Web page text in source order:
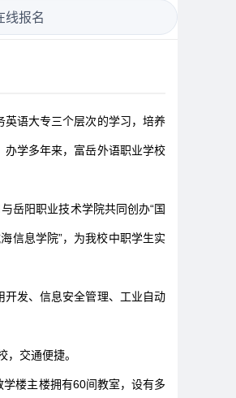
线报名
语大专三个层次的学习，培养
学多年来，富岳外语职业学校
岳阳职业技术学院共同创办“国
信息学院”，为我校中职学生实
发、信息安全管理、工业自动
交通便捷。
楼主楼拥有60间教室，设有多